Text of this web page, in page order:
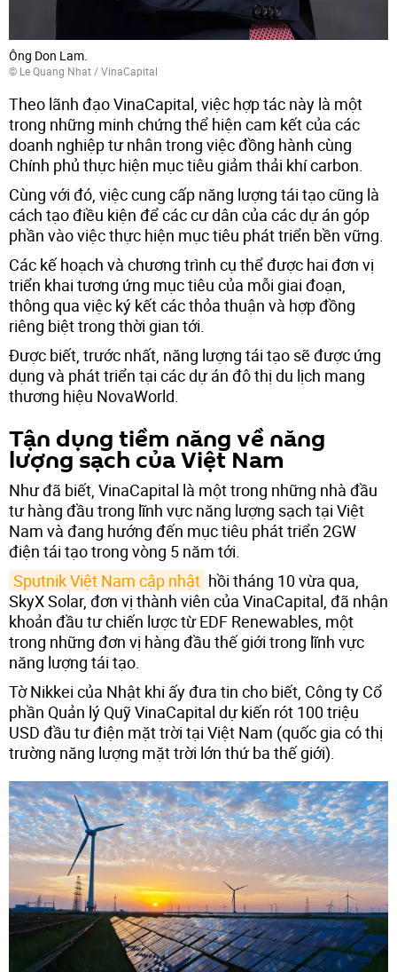
Ông Don Lam.
© Le Quang Nhat / VinaCapital
Theo lãnh đạo VinaCapital, việc hợp tác này là một
trong những minh chứng thể hiện cam kết của các
doanh nghiệp tư nhân trong việc đồng hành cùng
Chính phủ thực hiện mục tiêu giảm thải khí carbon.
Cùng với đó, việc cung cấp năng lượng tái tạo cũng là
cách tạo điều kiện để các cư dân của các dự án góp
phần vào việc thực hiện mục tiêu phát triển bền vững.
Các kế hoạch và chương trình cụ thể được hai đơn vị
triển khai tương ứng mục tiêu của mỗi giai đoạn,
thông qua việc ký kết các thỏa thuận và hợp đồng
riêng biệt trong thời gian tới.
Được biết, trước nhất, năng lượng tái tạo sẽ được ứng
dụng và phát triển tại các dự án đô thị du lịch mang
thương hiệu NovaWorld.
Tận dụng tiềm năng về năng
lượng sạch của Việt Nam
Như đã biết, VinaCapital là một trong những nhà đầu
tư hàng đầu trong lĩnh vực năng lượng sạch tại Việt
Nam và đang hướng đến mục tiêu phát triển 2GW
điện tái tạo trong vòng 5 năm tới.
Sputnik Việt Nam cập nhật hồi tháng 10 vừa qua,
SkyX Solar, đơn vị thành viên của VinaCapital, đã nhận
khoản đầu tư chiến lược từ EDF Renewables, một
trong những đơn vị hàng đầu thế giới trong lĩnh vực
năng lượng tái tạo.
Tờ Nikkei của Nhật khi ấy đưa tin cho biết, Công ty Cổ
phần Quản lý Quỹ VinaCapital dự kiến rót 100 triệu
USD đầu tư điện mặt trời tại Việt Nam (quốc gia có thị
trường năng lượng mặt trời lớn thứ ba thế giới).